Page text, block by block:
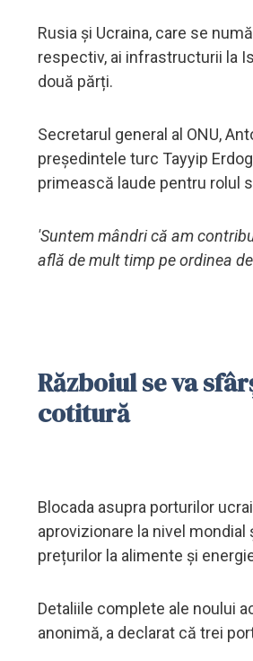
Rusia și Ucraina, care se
respectiv, ai infrastructurii la
două părți.
Secretarul general al ONU,
președintele turc Tayyip
primească laude pentru rolul
'Suntem mândri că am
află de mult timp pe ordinea
Războiul se va
cotitură
Blocada asupra porturilor
aprovizionare la nivel
prețurilor la alimente și
Detaliile complete ale noului
anonimă, a declarat că trei